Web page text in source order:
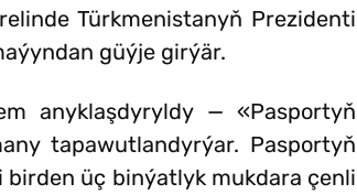
Türkmenistanyň Prezidenti
güýje girýär.
anyklaşdyryldy — «Pasportyň
tapawutlandyrýar. Pasportyň
üç binýatlyk mukdara çenli